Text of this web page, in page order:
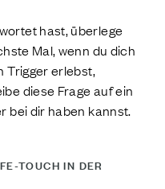
hast, überlege
Mal, wenn du dich
Trigger erlebst,
diese Frage auf ein
bei dir haben kannst.
TOUCH IN DER